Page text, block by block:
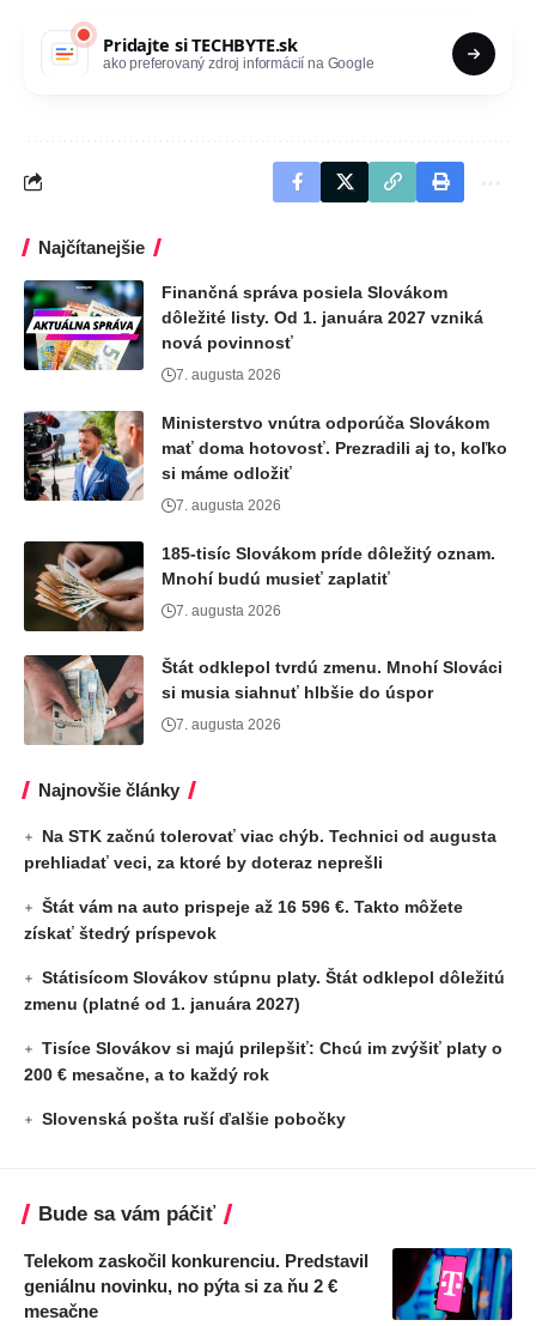
Pridajte siTECHBYTE.sk
ako preferovaný zdroj informácií na Google
Najčítanejšie
Finančná správa posiela Slovákom
dôležité listy. Od 1. januára 2027 vzniká
nová povinnosť
7. augusta 2026
Ministerstvo vnútra odporúča Slovákom
mať doma hotovosť. Prezradili aj to, koľko
si máme odložiť
7. augusta 2026
185-tisíc Slovákom príde dôležitý oznam.
Mnohí budú musieť zaplatiť
7. augusta 2026
Štát odklepol tvrdú zmenu. Mnohí Slováci
si musia siahnuť hlbšie do úspor
7. augusta 2026
Najnovšie články
Na STK začnú tolerovať viac chýb. Technici od augusta
prehliadať veci, za ktoré by doteraz neprešli
Štát vám na auto prispeje až 16 596 €. Takto môžete
získať štedrý príspevok
Státisícom Slovákov stúpnu platy. Štát odklepol dôležitú
zmenu (platné od 1. januára 2027)
Tisíce Slovákov si majú prilepšiť: Chcú im zvýšiť platy o
200 € mesačne, a to každý rok
Slovenská pošta ruší ďalšie pobočky
Bude sa vám páčiť
Telekom zaskočil konkurenciu. Predstavil
geniálnu novinku, no pýta si za ňu 2 €
mesačne